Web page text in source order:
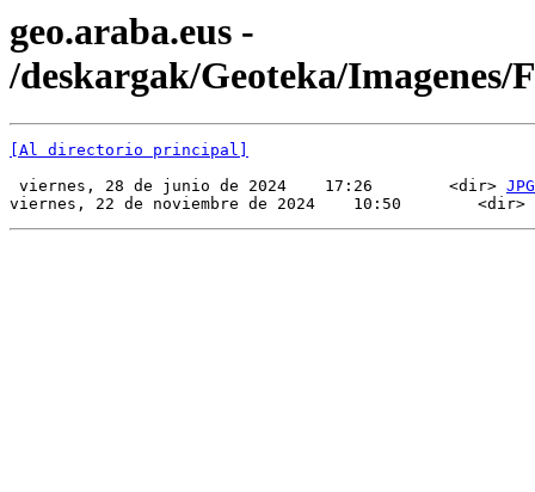
geo.araba.eus -
/deskargak/Geoteka/Imagenes/
[Al directorio principal]
viernes, 28 de junio de 2024    17:26        <dir> JPG
viernes, 22 de noviembre de 2024    10:50        <dir>